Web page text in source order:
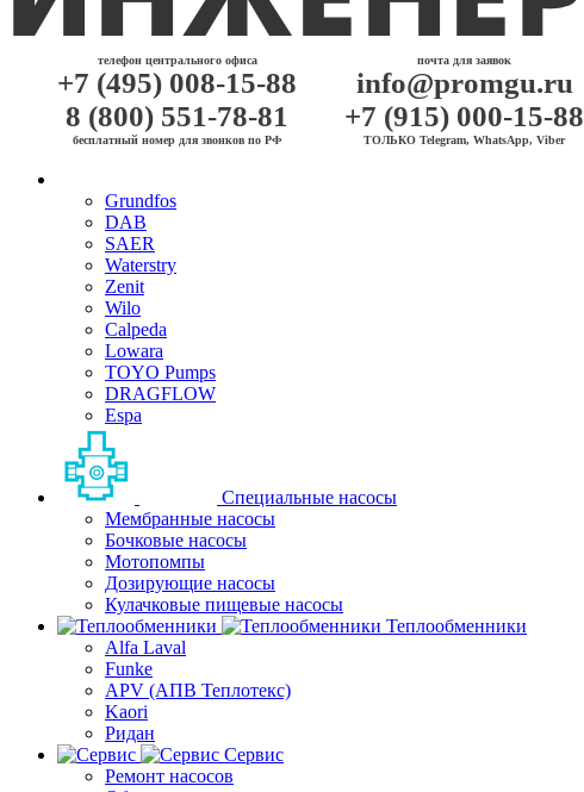
телефон центрального офиса
+7 (495) 008-15-88
8 (800) 551-78-81
бесплатный номер для звонков по РФ
почта для заявок
info@promgu.ru
+7 (915) 000-15-88
ТОЛЬКО Telegram, WhatsApp, Viber
Grundfos
DAB
SAER
Waterstry
Zenit
Wilo
Calpeda
Lowara
TOYO Pumps
DRAGFLOW
Espa
Специальные насосы
Мембранные насосы
Бочковые насосы
Мотопомпы
Дозирующие насосы
Кулачковые пищевые насосы
Теплообменники
Alfa Laval
Funke
APV (АПВ Теплотекс)
Kaori
Ридан
Сервис
Ремонт насосов